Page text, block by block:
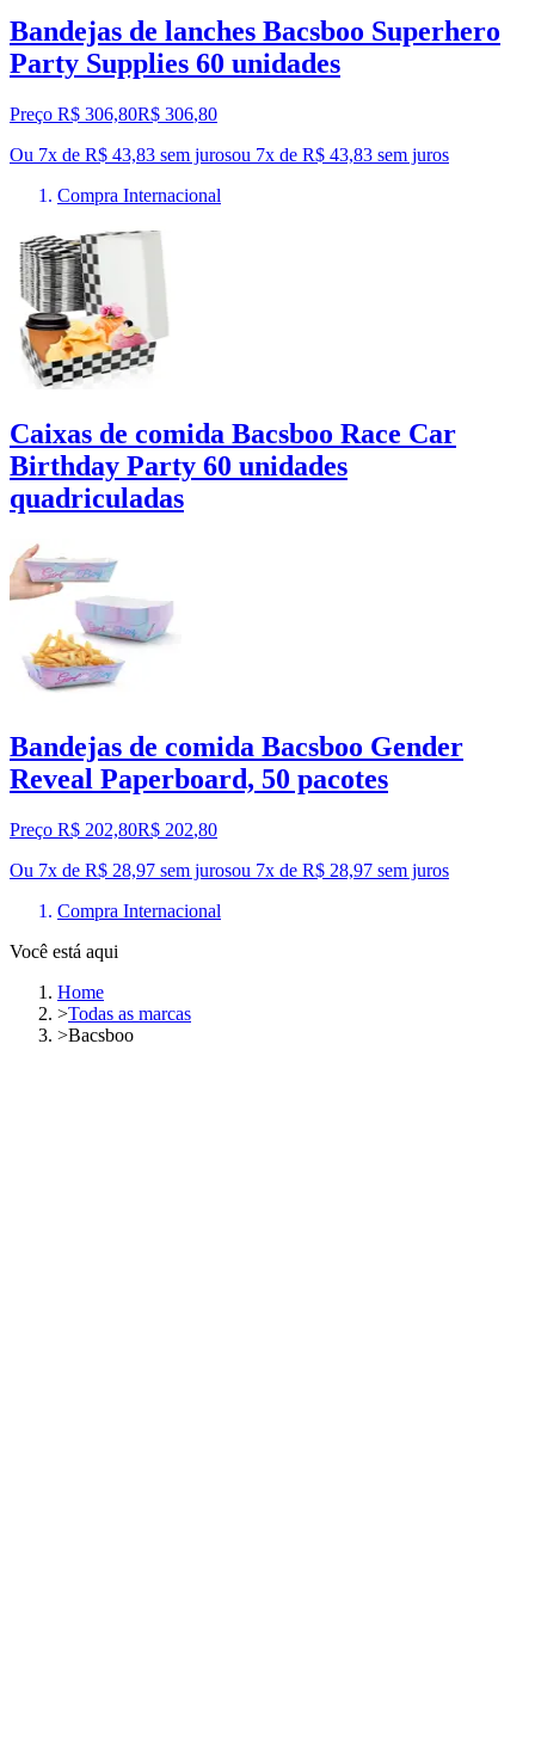
Bandejas de lanches Bacsboo Superhero
Party Supplies 60 unidades
Preço R$ 306,80R$ 306,80
Ou 7x de R$ 43,83 sem jurosou 7x de R$ 43,83 sem juros
Compra Internacional
Caixas de comida Bacsboo Race Car
Birthday Party 60 unidades
quadriculadas
Bandejas de comida Bacsboo Gender
Reveal Paperboard, 50 pacotes
Preço R$ 202,80R$ 202,80
Ou 7x de R$ 28,97 sem jurosou 7x de R$ 28,97 sem juros
Compra Internacional
Você está aqui
Home
>Todas as marcas
>Bacsboo